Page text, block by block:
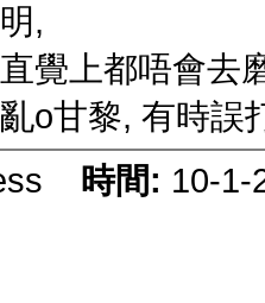
,
覺上都唔會去
o甘黎, 有時誤
時間: 10-1-